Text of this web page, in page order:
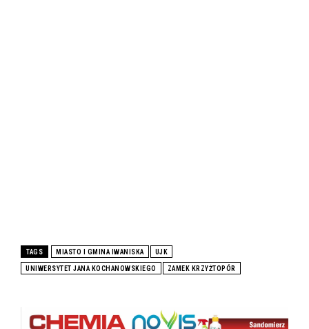
TAGS MIASTO I GMINA IWANISKA UJK
UNIWERSYTET JANA KOCHANOWSKIEGO ZAMEK KRZYŻTOPÓR